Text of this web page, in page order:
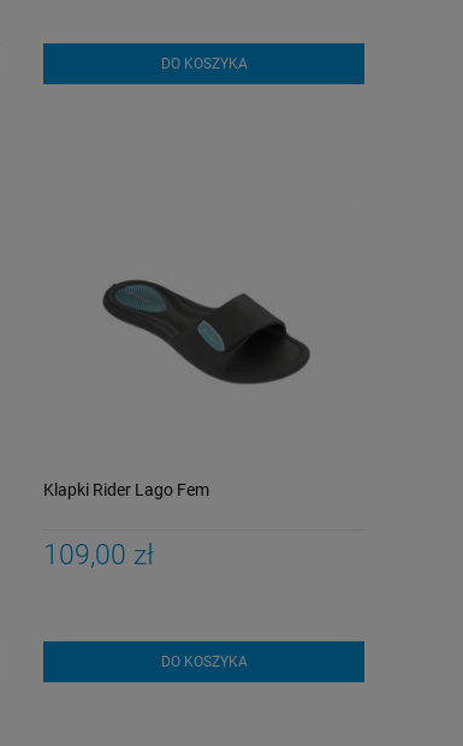
DO KOSZYKA
DO KOSZYKA
Klapki Rider Lago Fem
109,00 zł
DO KOSZYKA